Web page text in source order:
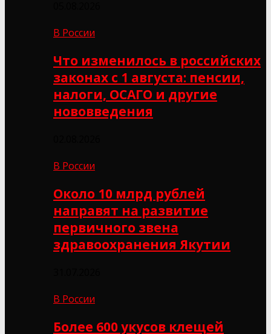
В России
Что изменилось в российских
законах с 1 августа: пенсии,
налоги, ОСАГО и другие
нововведения
В России
Около 10 млрд рублей
направят на развитие
первичного звена
здравоохранения Якутии
В России
Более 600 укусов клещей